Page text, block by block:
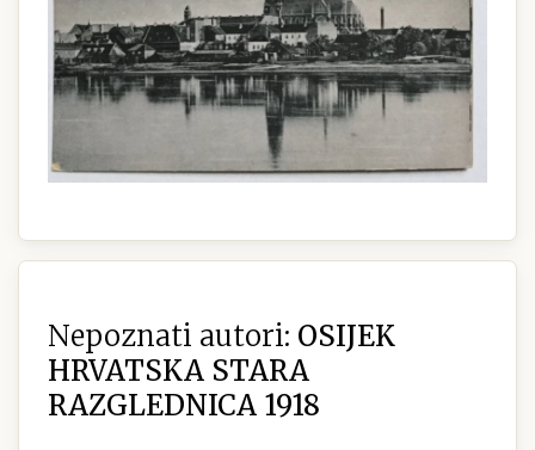
Nepoznati autori: OSIJEK
HRVATSKA STARA
RAZGLEDNICA 1918